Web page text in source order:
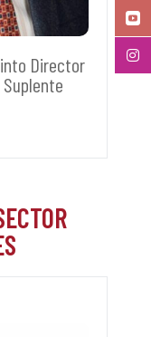
Director
Suplente